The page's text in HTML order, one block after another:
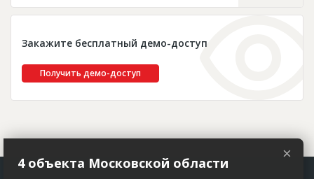
Закажите бесплатный демо-доступ
Получить демо-доступ
×
4 объекта Московской области